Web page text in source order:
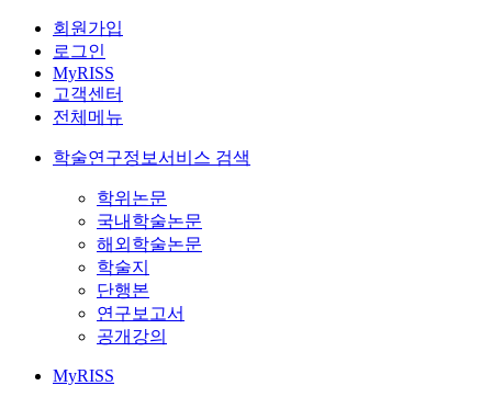
회원가입
로그인
MyRISS
고객센터
전체메뉴
학술연구정보서비스 검색
학위논문
국내학술논문
해외학술논문
학술지
단행본
연구보고서
공개강의
MyRISS